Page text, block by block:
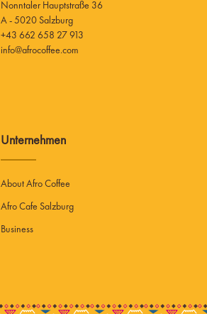
A - 5020 Salzburg
+43 662 658 27 913
info@afrocoffee.com
Unternehmen
About Afro Coffee
Afro Cafe Salzburg
Business